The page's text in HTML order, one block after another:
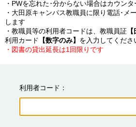
・PWを忘れた･分からない場合はカウン
・大田原キャンパス教職員に限り電話･メ
します
・教職員等の利用者コードは、教職員証
利用カード
【数字のみ】
・図書の貸出延長は1回限りです
利用者コード